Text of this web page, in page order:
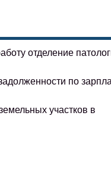
отделение
по
участков в